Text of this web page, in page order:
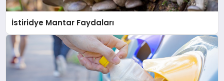
İstiridye Mantar Faydaları